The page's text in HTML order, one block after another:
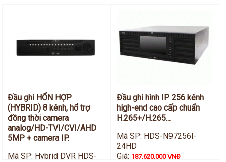
Đầu ghi HỔN HỢP
(HYBRID) 8 kênh, hổ trợ
đồng thời camera
analog/HD-TVI/CVI/AHD
5MP + camera IP.
Mã SP: Hybrid DVR HDS-
Đầu ghi hình IP 256 kênh
high-end cao cấp chuẩn
H.265+/H.265...
Mã SP: HDS-N97256I-
24HD
Giá: 187,620,000 VNĐ